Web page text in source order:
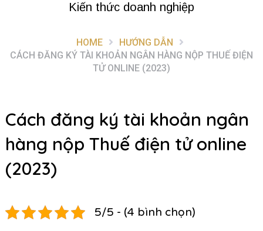
Kiến thức doanh nghiệp
HOME
HƯỚNG DẪN
CÁCH ĐĂNG KÝ TÀI KHOẢN NGÂN HÀNG NỘP THUẾ ĐIỆN
TỬ ONLINE (2023)
Cách đăng ký tài khoản ngân
hàng nộp Thuế điện tử online
(2023)
5/5 - (4 bình chọn)